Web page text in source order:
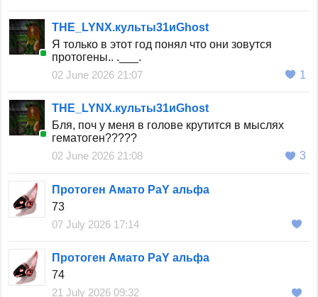
THE_LYNX.культы31иGhost
Я только в этот год понял что они зовутся
протогены.. .___.
02 June 2026 21:07
1
THE_LYNX.культы31иGhost
Бля, поч у меня в голове крутится в мыслях
гематоген?????
02 June 2026 21:08
3
Протоген Амато РаY альфа
73
07 July 2026 17:14
Протоген Амато РаY альфа
74
21 July 2026 09:32